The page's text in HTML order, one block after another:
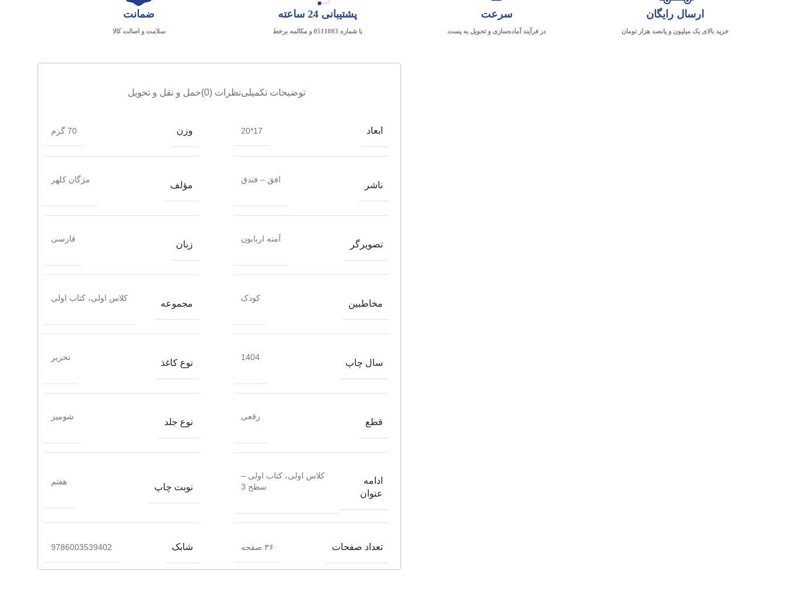
ارسال رایگان
خرید بالای یک میلیون و پانصد هزار تومان
سرعت
در فرآیند آماده‌سازی و تحویل به پست
پشتیبانی 24 ساعته
با شماره 0511803 و مکالمه برخط
ضمانت
سلامت و اصالت کالا
توضیحات تکمیلینظرات (0) حمل و نقل و تحویل
ابعاد 17*20 وزن 70 گرم
ناشر
افق – فندق
مؤلف
مژگان کلهر
تصویرگر
آمنه اربابون
زبان
فارسی
مخاطبین
کودک
مجموعه
کلاس اولی، کتاب اولی
سال چاپ
1404
نوع کاغذ
تحریر
قطع
رقعی
نوع جلد
شومیز
ادامه
عنوان
کلاس اولی، کتاب اولی –
سطح 3
نوبت چاپ
هفتم
تعداد صفحات ۳۶ صفحه شابک 9786003539402